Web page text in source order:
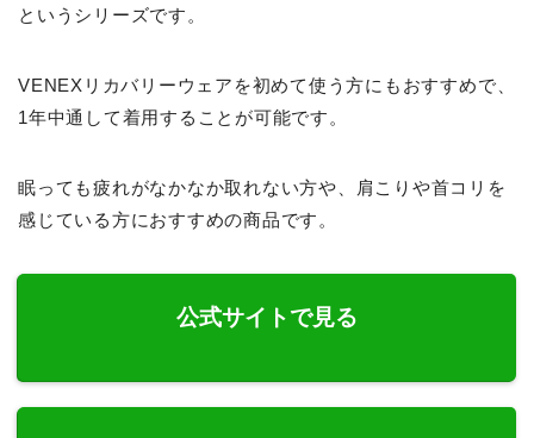
というシリーズです。
VENEXリカバリーウェアを初めて使う方にもおすすめで、
1年中通して着用することが可能です。
眠っても疲れがなかなか取れない方や、肩こりや首コリを
感じている方におすすめの商品です。
公式サイトで見る